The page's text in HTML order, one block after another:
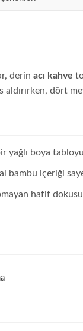
derinacı kahve
dört
yağlı boya
bambu içeriği
hafif